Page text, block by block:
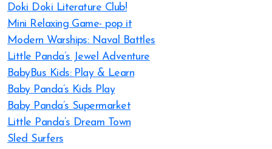
Doki Doki Literature Club!
Mini Relaxing Game- pop it
Modern Warships: Naval Battles
Little Panda’s Jewel Adventure
BabyBus Kids: Play & Learn
Baby Panda’s Kids Play
Baby Panda’s Supermarket
Little Panda’s Dream Town
Sled Surfers